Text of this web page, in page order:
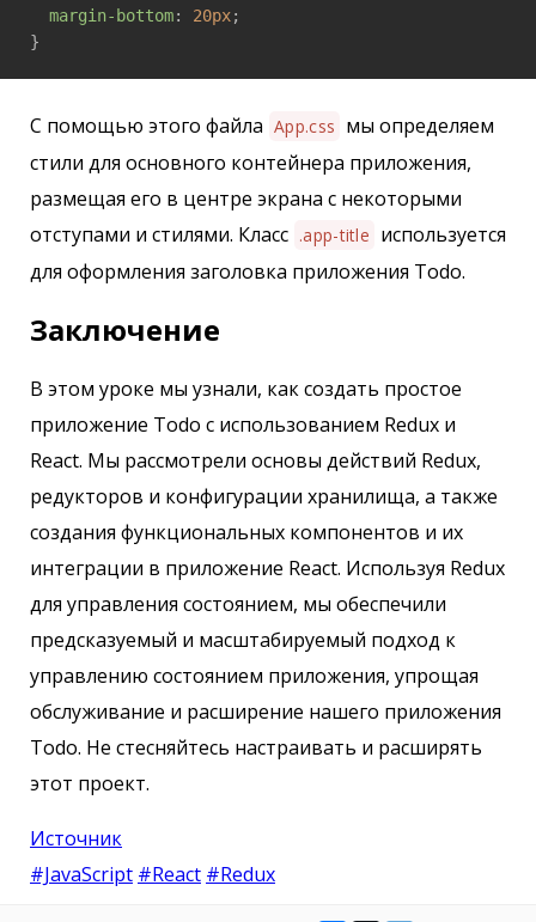
margin-bottom: 20px;
}
С помощью этого файла App.css мы определяем
стили для основного контейнера приложения,
размещая его в центре экрана с некоторыми
отступами и стилями. Класс .app-title используется
для оформления заголовка приложения Todo.
Заключение
В этом уроке мы узнали, как создать простое
приложение Todo с использованием Redux и
React. Мы рассмотрели основы действий Redux,
редукторов и конфигурации хранилища, а также
создания функциональных компонентов и их
интеграции в приложение React. Используя Redux
для управления состоянием, мы обеспечили
предсказуемый и масштабируемый подход к
управлению состоянием приложения, упрощая
обслуживание и расширение нашего приложения
Todo. Не стесняйтесь настраивать и расширять
этот проект.
Источник
#JavaScript #React #Redux